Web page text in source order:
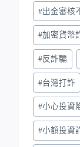
#出金審核
#加密貨幣
#反詐騙
#台灣打詐
#小心投資
#小額投資